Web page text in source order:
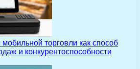
торговли как способ
и конкурентоспособности